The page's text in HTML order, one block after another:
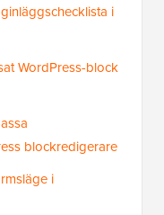
i
WordPress-block
blockredigerare
i